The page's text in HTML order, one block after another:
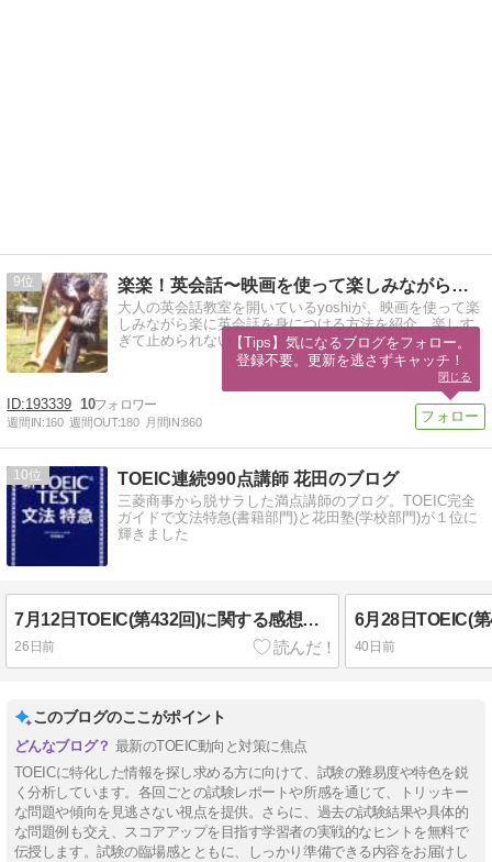
9 楽楽！英会話〜映画を使って楽しみながら自然な英語を身につける
大人の英会話教室を開いているyoshiが、映画を使って楽
しみながら楽に英会話を身につける方法を紹介。楽しす
ぎて止められない！？
193339 10
週間IN:160 週間OUT:180 月間IN:860
10 TOEIC連続990点講師 花田のブログ
三菱商事から脱サラした満点講師のブログ。TOEIC完全
ガイドで文法特急(書籍部門)と花田塾(学校部門)が１位に
輝きました
7月12日TOEIC(第432回)に関する感想・難易度・速報 午前の部
26日前 40日前
このブログのここがポイント
最新のTOEIC動向と対策に焦点
TOEICに特化した情報を探し求める方に向けて、試験の難易度や特色を鋭
く分析しています。各回ごとの試験レポートや所感を通じて、トリッキー
な問題や傾向を見逃さない視点を提供。さらに、過去の試験結果や具体的
な問題例も交え、スコアアップを目指す学習者の実戦的なヒントを無料で
伝授します。試験の臨場感とともに、しっかり準備できる内容をお届けし
【Tips】気になるブログをフォロー。
登録不要。更新を逃さずキャッチ！
閉じる